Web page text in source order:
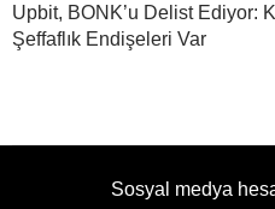
Upbit, BONK’u Delist Ediyor:
Şeffaflık Endişeleri Var
Sosyal medya